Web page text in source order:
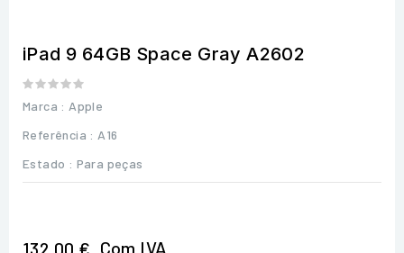
iPad 9 64GB Space Gray A2602
Marca : Apple
Referência : A16
Estado : Para peças
132,00 € Com IVA